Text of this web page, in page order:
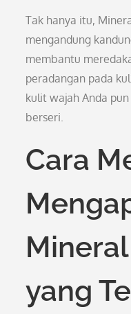
Tak hanya itu,
mengandung
membantu
peradangan pada
kulit wajah Anda
berseri.
Cara
yang